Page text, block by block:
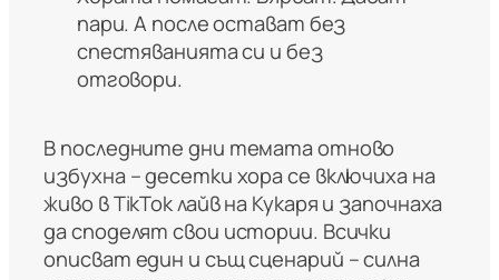
пари. А после остават без
спестяванията си и без
отговори.
В последните дни темата отново
избухна – десетки хора се включиха на
живо в TikTok лайв на Кукаря и започнаха
да споделят свои истории. Всички
описват един и същ сценарий – силна